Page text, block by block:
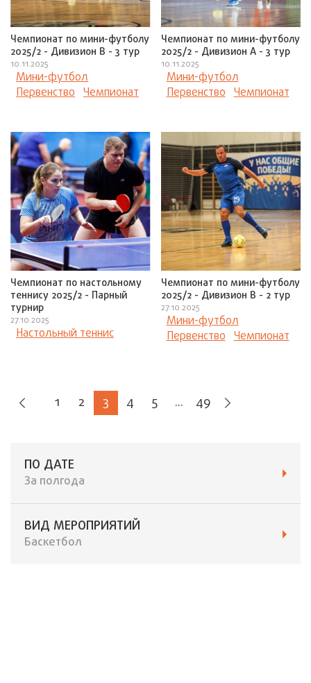
ПО ДАТЕ
За полгода
ВИД МЕРОПРИЯТИЙ
Баскетбол
Чемпионат по мини-футболу
2025/2 - Дивизион В - 3 тур
10.11.2025
Мини-футбол
Первенство Чемпионат
Чемпионат по мини-футболу
2025/2 - Дивизион А - 3 тур
10.11.2025
Мини-футбол
Первенство Чемпионат
Чемпионат по настольному
теннису 2025/2 - Парный
турнир
27.10.2025
Настольный теннис
Чемпионат по мини-футболу
2025/2 - Дивизион В - 2 тур
27.10.2025
Мини-футбол
Первенство Чемпионат
1 2 3 4 5 ... 49